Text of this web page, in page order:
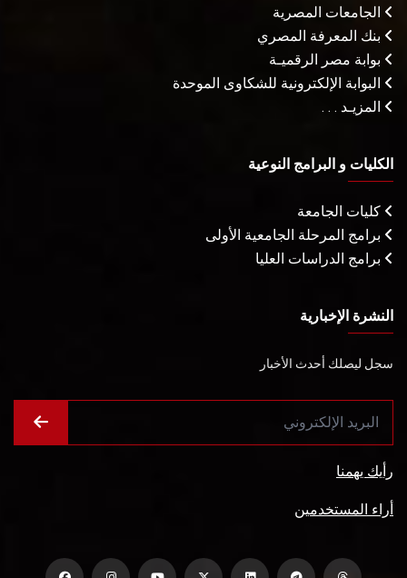
الجامعات المصرية
بنك المعرفة المصري
بوابة مصر الرقميـة
البوابة الإلكترونية للشكاوى الموحدة
المزيـد . . .
الكليات و البرامج النوعية
كليات الجامعة
برامج المرحلة الجامعية الأولى
برامج الدراسات العليا
النشرة الإخبارية
سجل ليصلك أحدث الأخبار
رأيك يهمنا
أراء المستخدمين